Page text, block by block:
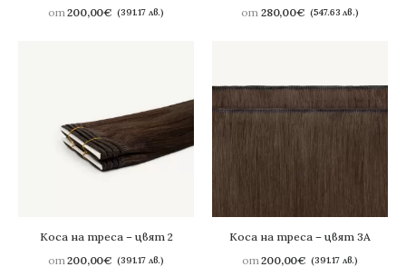
от200,00€ (391.17 лв.)
от 280,00€ (547.63 лв.)
Коса на треса – цвят 2
от200,00€ (391.17 лв.)
Коса на треса – цвят 3A
от200,00€ (391.17 лв.)